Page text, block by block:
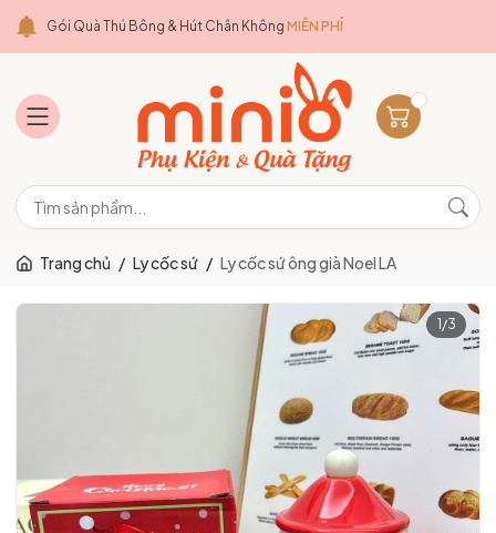
Gói Quà Thú Bông & Hút Chân Không MIỄN PHÍ
Trang chủ / Ly cốc sứ / Ly cốc sứ ông già Noel LA
1 /3